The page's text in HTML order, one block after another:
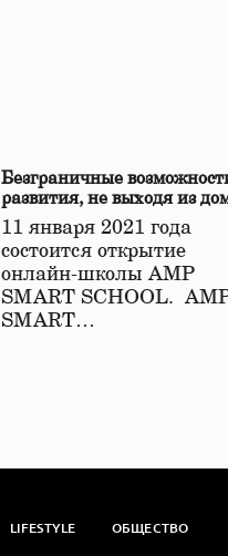
Безграничные
развития, не выходя из
11 января 2021 года
состоится открытие
онлайн-школы АМР
SMART SCHOOL.
SMART…
LIFESTYLE ОБЩЕСТВО